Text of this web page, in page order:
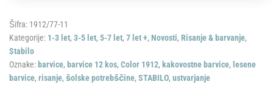
Šifra: 1912/77-11
Kategorije: 1-3 let, 3-5 let, 5-7 let, 7 let +, Novosti, Risanje & barvanje,
Stabilo
Oznake: barvice, barvice 12 kos, Color 1912, kakovostne barvice, lesene
barvice, risanje, šolske potrebščine, STABILO, ustvarjanje